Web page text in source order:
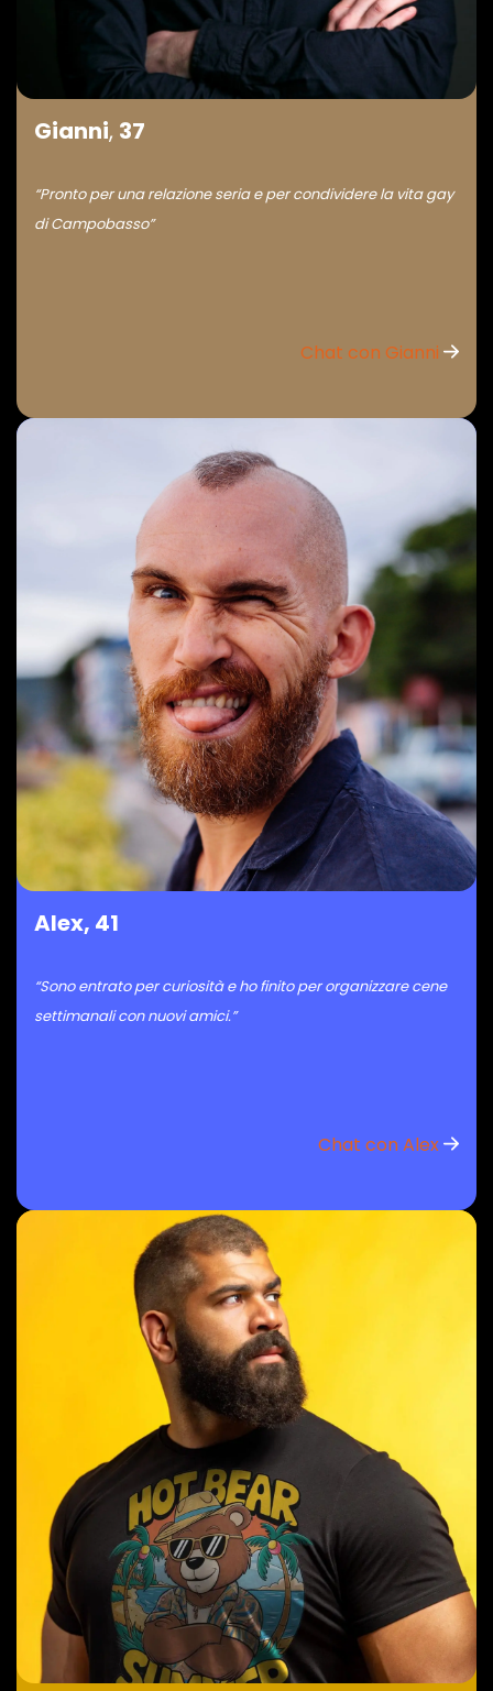
Gianni, 37
“Pronto per una relazione seria e per condividere la vita gay
di Campobasso”
Chat con Gianni
Alex, 41
“Sono entrato per curiosità e ho finito per organizzare cene
settimanali con nuovi amici.”
Chat con Alex